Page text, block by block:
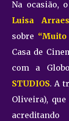
Na ocasião,
Luisa Arraes
sobre “Muito
Casa de
com a
STUDIOS. A
Oliveira),